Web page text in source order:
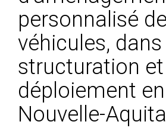
personnalisé de
véhicules,
structuration
déploiement en
Nouvelle-